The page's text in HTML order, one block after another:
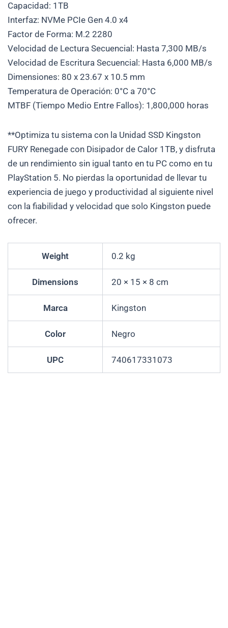
Capacidad: 1TB
Interfaz: NVMe PCIe Gen 4.0 x4
Factor de Forma: M.2 2280
Velocidad de Lectura Secuencial: Hasta 7,300 MB/s
Velocidad de Escritura Secuencial: Hasta 6,000 MB/s
Dimensiones: 80 x 23.67 x 10.5 mm
Temperatura de Operación: 0°C a 70°C
MTBF (Tiempo Medio Entre Fallos): 1,800,000 horas
**Optimiza tu sistema con la Unidad SSD Kingston
FURY Renegade con Disipador de Calor 1TB, y disfruta
de un rendimiento sin igual tanto en tu PC como en tu
PlayStation 5. No pierdas la oportunidad de llevar tu
experiencia de juego y productividad al siguiente nivel
con la fiabilidad y velocidad que solo Kingston puede
ofrecer.
Weight 0.2 kg
Dimensions 20 × 15 × 8 cm
Marca Kingston
Color Negro
UPC 740617331073